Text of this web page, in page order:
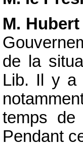
M.
de la
Lib. Il y a
temps de
Pendant